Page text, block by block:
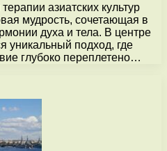
азиатских культур
мудрость, сочетающая в
духа и тела. В центре
уникальный подход, где
глубоко переплетено…